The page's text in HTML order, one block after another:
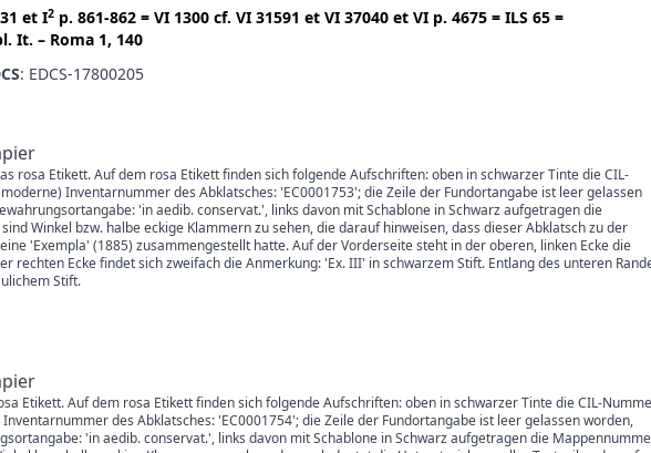
et I2 p. 861-862 = VI 1300 cf. VI 31591 et VI 37040 et VI p. 4675 = ILS 65 =
It. – Roma 1, 140
: EDCS-17800205
rosa Etikett. Auf dem rosa Etikett finden sich folgende Aufschriften: oben in schwarzer Tinte die CIL-
Inventarnummer des Abklatsches: 'EC0001753'; die Zeile der Fundortangabe ist leer gelassen
'in aedib. conservat.', links davon mit Schablone in Schwarz aufgetragen die
Winkel bzw. halbe eckige Klammern zu sehen, die darauf hinweisen, dass dieser Abklatsch zu der
'Exempla' (1885) zusammengestellt hatte. Auf der Vorderseite steht in der oberen, linken Ecke die
rechten Ecke findet sich zweifach die Anmerkung: 'Ex. III' in schwarzem Stift. Entlang des unteren
Stift.
Etikett. Auf dem rosa Etikett finden sich folgende Aufschriften: oben in schwarzer Tinte die CIL-
des Abklatsches: 'EC0001754'; die Zeile der Fundortangabe ist leer gelassen worden,
'in aedib. conservat.', links davon mit Schablone in Schwarz aufgetragen die